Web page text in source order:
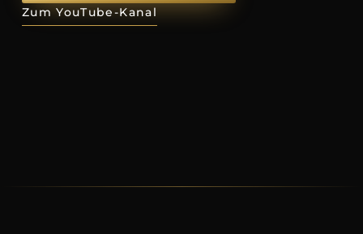
Zum YouTube-Kanal